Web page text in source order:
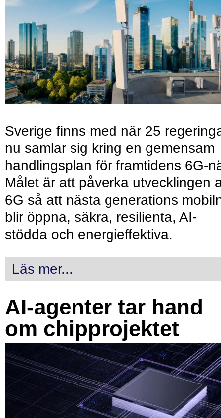
Sverige finns med när 25
nu samlar sig kring en gemensam
handlingsplan för framtidens 6G-
Målet är att påverka utvecklingen
6G så att nästa generations
blir öppna, säkra, resilienta, AI-
stödda och energieffektiva.
Läs mer...
AI-agenter tar hand
om chipprojektet